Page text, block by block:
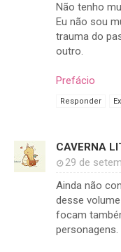
Não tenho
Eu não sou
trauma do
outro.
Prefácio
Responder
CAVERNA
29 de
Ainda não
desse
focam